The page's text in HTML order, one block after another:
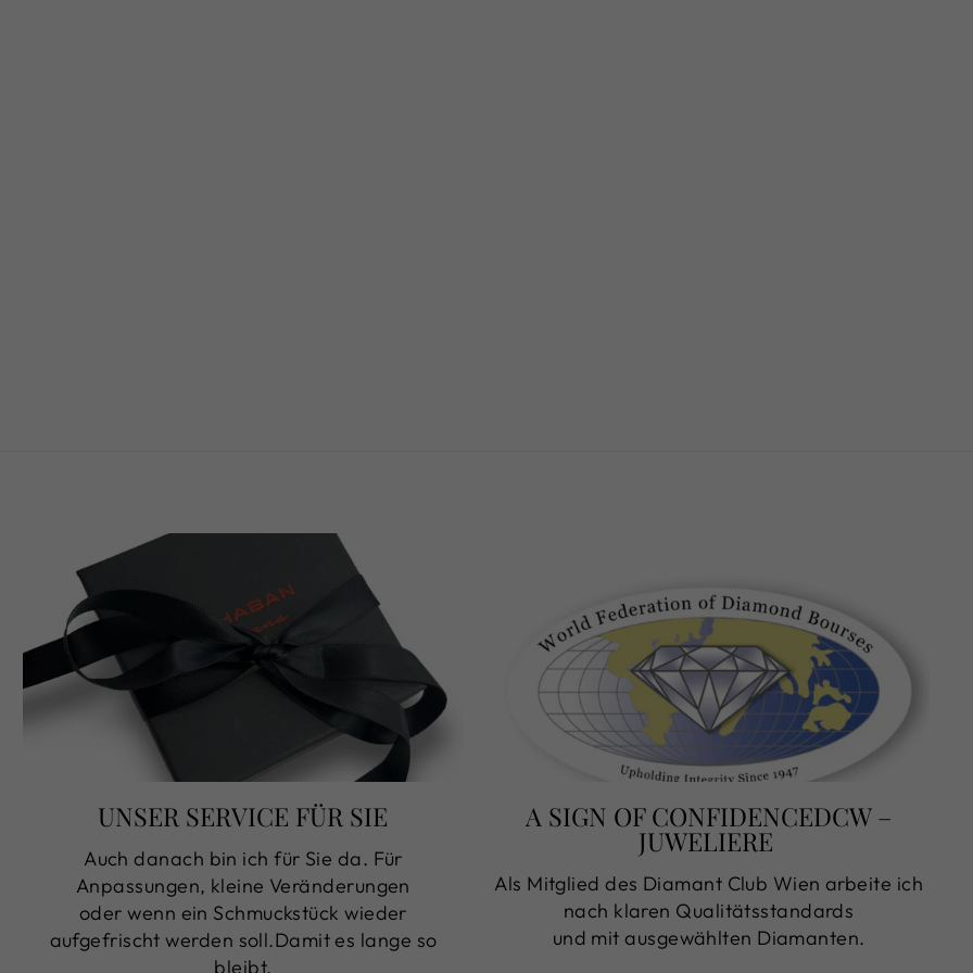
UNSER SERVICE FÜR SIE
Auch danach bin ich für Sie da. Für
Anpassungen, kleine Veränderungen
oder wenn ein Schmuckstück wieder
aufgefrischt werden soll.Damit es lange so
bleibt,
A SIGN OF CONFIDENCEDCW –
JUWELIERE
Als Mitglied des Diamant Club Wien arbeite ich
nach klaren Qualitätsstandards
und mit ausgewählten Diamanten.